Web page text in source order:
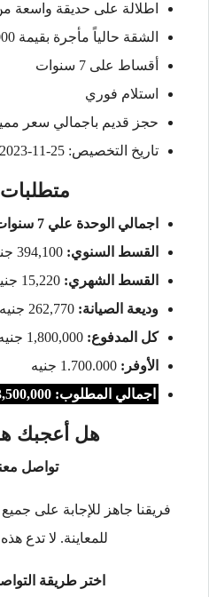
اطلالة على حديقة واسعة
الشقة حالياً مأجرة بقيمة 11,000 جنيه/ شهرياً
أقساط على 7 سنوات
استلام فوري
حجز قديم باجمالي سعر
تاريخ التخصيص: 25-11-2023
اجمالي الوحدة علي 7 سنوات:
القسط السنوي:
القسط الشهري:
وديعة الصيانة:
كل المدفوع:
الأوفر:
اجمالي المطلوب: 3,500,000 جنيه
هل أعجبك
تواصل
فريقنا جاهز للإجابة على
للمعاينة. لا تدع
اختر طريقة